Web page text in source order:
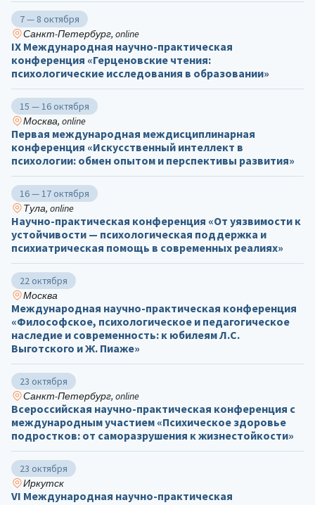
7 — 8 октября
Санкт-Петербург, online
IX Международная научно-практическая
конференция «Герценовские чтения:
психологические исследования в образовании»
15 — 16 октября
Москва, online
Первая международная междисциплинарная
конференция «Искусственный интеллект в
психологии: обмен опытом и перспективы развития»
16 — 17 октября
Тула, online
Научно-практическая конференция «От уязвимости к
устойчивости — психологическая поддержка и
психиатрическая помощь в современных реалиях»
22 октября
Москва
Международная научно-практическая конференция
«Философское, психологическое и педагогическое
наследие и современность: к юбилеям Л.С.
Выготского и Ж. Пиаже»
23 октября
Санкт-Петербург, online
Всероссийская научно-практическая конференция с
международным участием «Психическое здоровье
подростков: от саморазрушения к жизнестойкости»
23 октября
Иркутск
VI Международная научно-практическая